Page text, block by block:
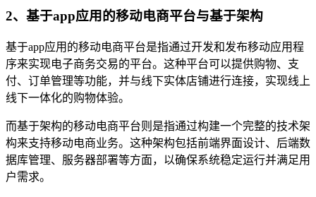
2、基于app应用的移动电商平台与基于架构
基于app应用的移动电商平台是指通过开发和发布移动应用程
序来实现电子商务交易的平台。这种平台可以提供购物、支
付、订单管理等功能，并与线下实体店铺进行连接，实现线上
线下一体化的购物体验。
而基于架构的移动电商平台则是指通过构建一个完整的技术架
构来支持移动电商业务。这种架构包括前端界面设计、后端数
据库管理、服务器部署等方面，以确保系统稳定运行并满足用
户需求。